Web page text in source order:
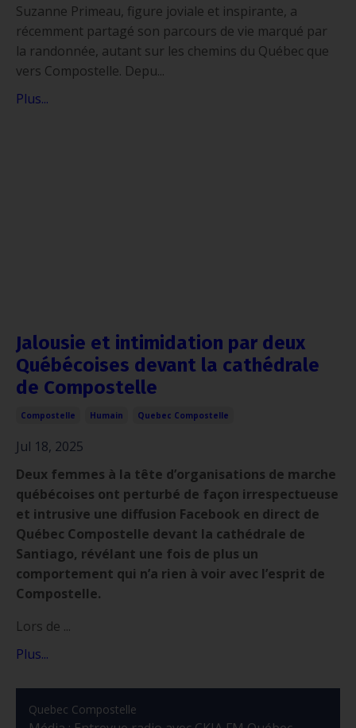
Suzanne Primeau, figure joviale et inspirante, a
récemment partagé son parcours de vie marqué par
la randonnée, autant sur les chemins du Québec que
vers Compostelle. Depu...
Plus...
Jalousie et intimidation par deux
Québécoises devant la cathédrale
de Compostelle
Compostelle Humain Quebec Compostelle
Jul 18, 2025
Deux femmes à la tête d’organisations de marche
québécoises ont perturbé de façon irrespectueuse
et intrusive une diffusion Facebook en direct de
Québec Compostelle devant la cathédrale de
Santiago, révélant une fois de plus un
comportement qui n’a rien à voir avec l’esprit de
Compostelle.
Lors de ...
Plus...
Quebec Compostelle